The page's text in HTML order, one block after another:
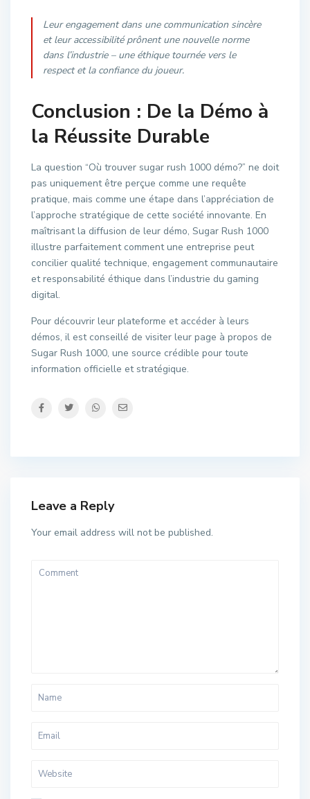
Leur engagement dans une communication sincère
et leur accessibilité prônent une nouvelle norme
dans l’industrie – une éthique tournée vers le
respect et la confiance du joueur.
Conclusion : De la Démo à
la Réussite Durable
La question “Où trouver sugar rush 1000 démo?” ne doit
pas uniquement être perçue comme une requête
pratique, mais comme une étape dans l’appréciation de
l’approche stratégique de cette société innovante. En
maîtrisant la diffusion de leur démo, Sugar Rush 1000
illustre parfaitement comment une entreprise peut
concilier qualité technique, engagement communautaire
et responsabilité éthique dans l’industrie du gaming
digital.
Pour découvrir leur plateforme et accéder à leurs
démos, il est conseillé de visiter leur page à propos de
Sugar Rush 1000, une source crédible pour toute
information officielle et stratégique.
Leave a Reply
Your email address will not be published.